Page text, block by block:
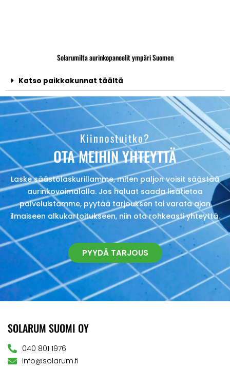
Solarumilta aurinkopaneelit ympäri Suomen
Katso paikkakunnat täältä
Kiinnostuitko?
OTA MEIHIN YHTEYTTÄ
Laske säästölaskurillamme, miten paljon voisit säästää
aurinkovoimalalla. Jos haluat saada lisätietoa
palveluistamme, pyytää tarjouksen tai varata ajan
ilmaiseen alkukartoitukseen, niin ota rohkeasti yhteyttä.
PYYDÄ TARJOUS
SOLARUM SUOMI OY
040 801 1976
info@solarum.fi